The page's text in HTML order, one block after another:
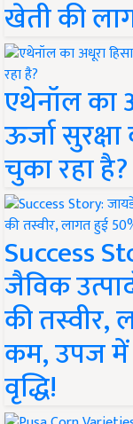
खेती की
एथेनॉल का
ऊर्जा
चुका रहा है?
Success
जैविक
की तस्वीर,
कम, उपज में
वृद्धि!